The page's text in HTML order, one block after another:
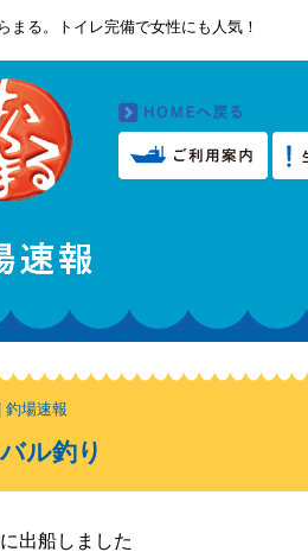
まる。トイレ完備で女性にも人気！
釣場速報
ル釣り
出船しました